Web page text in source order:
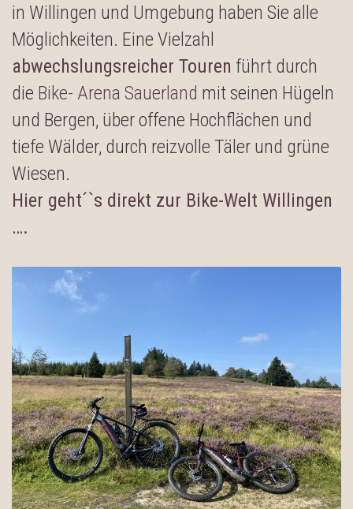
in Willingen und Umgebung haben Sie alle
Möglichkeiten. Eine Vielzahl
abwechslungsreicher Touren führt durch
die Bike- Arena Sauerland mit seinen Hügeln
und Bergen, über offene Hochflächen und
tiefe Wälder, durch reizvolle Täler und grüne
Wiesen.
Hier geht´`s direkt zur Bike-Welt Willingen
….